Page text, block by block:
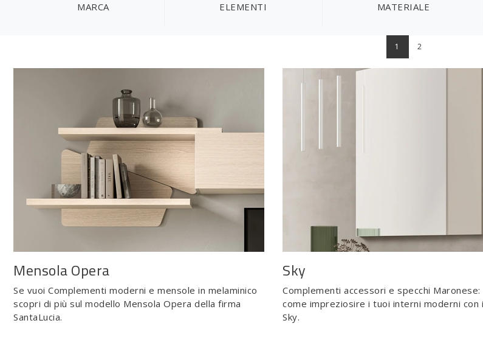
MARCA ELEMENTI MATERIALE
1 2
Mensola Opera
Se vuoi Complementi moderni e mensole in melaminico
scopri di più sul modello Mensola Opera della firma
SantaLucia.
Sky
Complementi accessori e specchi
come impreziosire i tuoi interni moderni con
Sky.